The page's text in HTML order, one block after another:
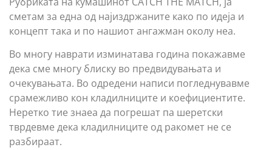
сметам за една од најиздржаните како по идеја и
концепт така и по нашиот ангажман околу неа.
Во многу наврати изминатава година покажавме
дека сме многу блиску во предвидувањата и
очекувањата. Во одредени написи погледнувавме
срамежливо кон кладилниците и коефициентите.
Неретко тие знаеа да погрешат па шеретски
тврдевме дека кладилниците од ракомет не се
разбираат.